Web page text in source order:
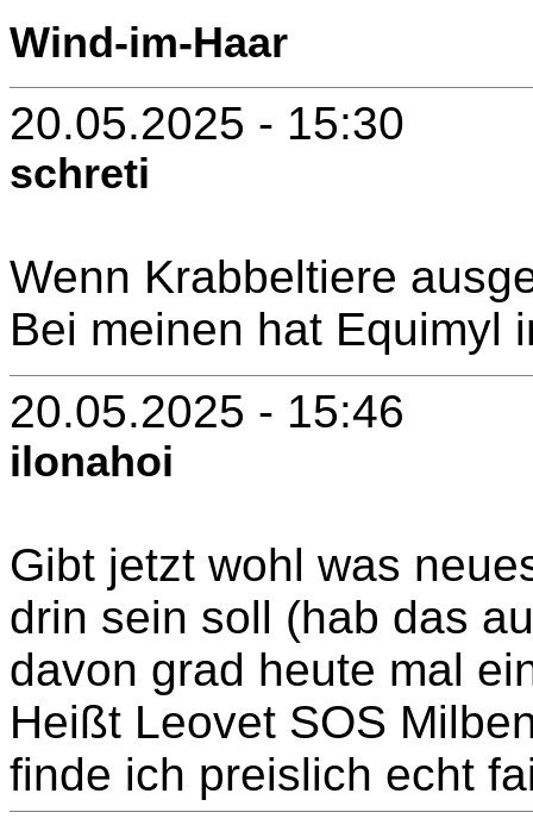
Wind-im-Haar
20.05.2025 - 15:30
schreti
Wenn Krabbeltiere
Bei meinen hat Equimyl
20.05.2025 - 15:46
ilonahoi
Gibt jetzt wohl was
drin sein soll (hab das
davon grad heute mal
Heißt Leovet SOS
finde ich preislich echt